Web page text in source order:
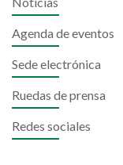
Agenda de eventos
Sede electrónica
Ruedas de prensa
Redes sociales